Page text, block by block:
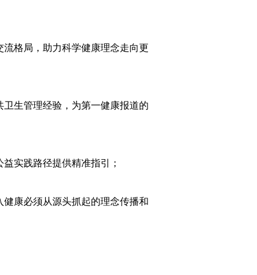
格局，助力科学健康理念走向更
生管理经验，为第一健康报道的
实践路径提供精准指引；
康必须从源头抓起的理念传播和